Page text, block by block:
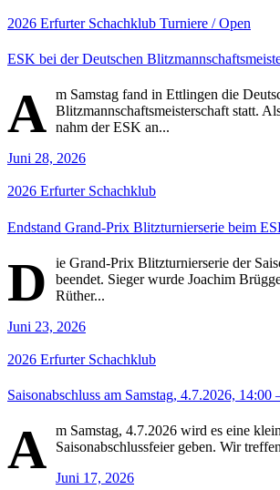
2026 Erfurter Schachklub Turniere / Open
ESK bei der Deutschen
A m Samstag fand in Ettlingen die
Blitzmannschaftsmeisterschaft statt.
nahm der ESK an...
Juni 28, 2026
2026 Erfurter Schachklub
Endstand Grand-Prix Blitzturnierserie beim
D
ie Grand-Prix Blitzturnierserie der
beendet. Sieger wurde Joachim
Rüther...
Juni 23, 2026
2026 Erfurter Schachklub
Saisonabschluss am Samstag, 4.7.2026,
A m Samstag, 4.7.2026 wird es eine
Saisonabschlussfeier geben. Wir
Juni 17, 2026